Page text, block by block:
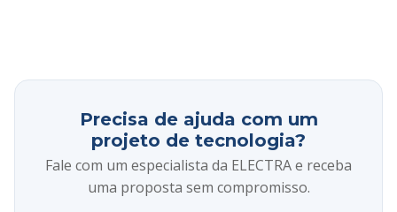
Precisa de ajuda com um
projeto de tecnologia?
Fale com um especialista da ELECTRA e receba
uma proposta sem compromisso.